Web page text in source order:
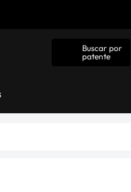
Buscar por
patente